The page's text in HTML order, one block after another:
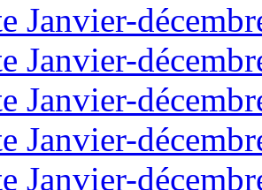
Janvier-
Janvier-
Janvier-
Janvier-
Janvier-